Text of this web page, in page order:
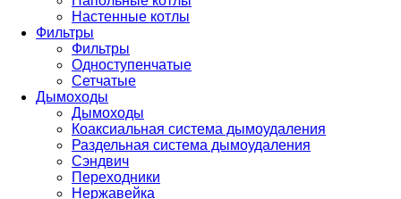
Настенные котлы
Фильтры
Фильтры
Одноступенчатые
Сетчатые
Дымоходы
Дымоходы
Коаксиальная система дымоудаления
Раздельная система дымоудаления
Сэндвич
Переходники
Нержавейка